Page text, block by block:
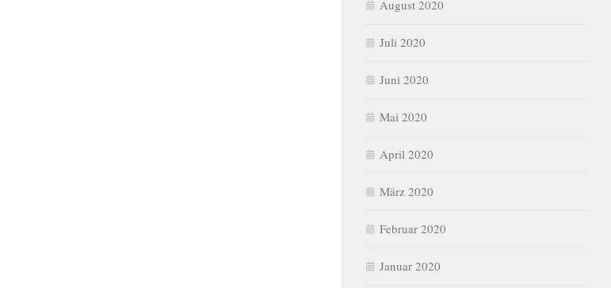
August 2020
Juli 2020
Juni 2020
Mai 2020
April 2020
März 2020
Februar 2020
Januar 2020